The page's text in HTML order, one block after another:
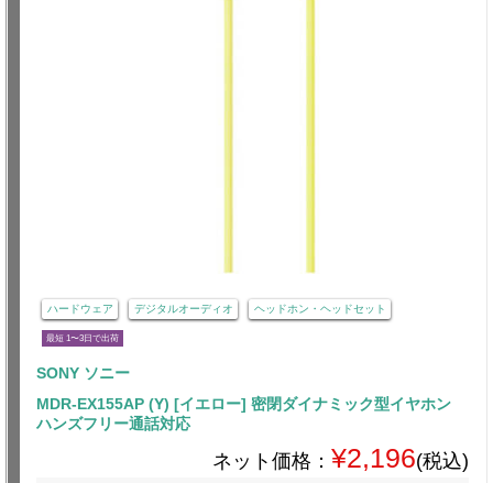
ハードウェア デジタルオーディオ ヘッドホン・ヘッドセット
最短 1〜3日で出荷
SONY ソニー
MDR-EX155AP (Y) [イエロー] 密閉ダイナミック型イヤホン
ハンズフリー通話対応
ネット価格： ¥2,196(税込)